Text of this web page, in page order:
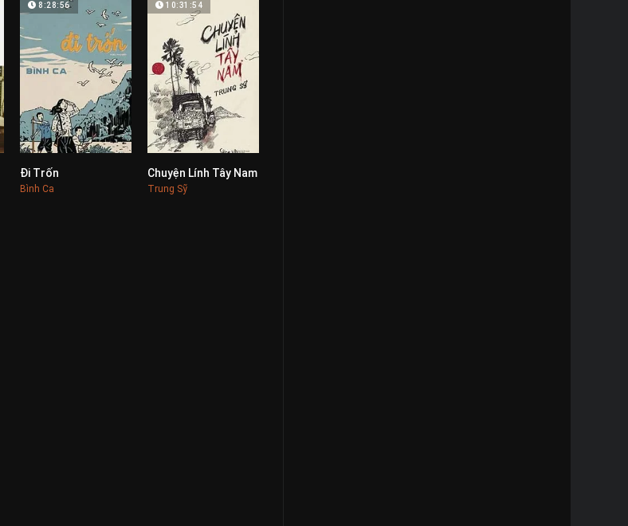
8:28:56
Đi Trốn
Bình Ca
0
10:31:54
Chuyện Lính Tây Nam
Trung Sỹ